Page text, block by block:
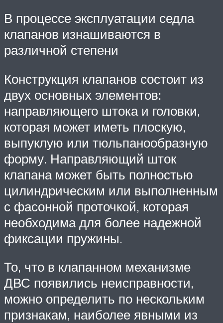
В процессе эксплуатации седла
клапанов изнашиваются в
различной степени
Конструкция клапанов состоит из
двух основных элементов:
направляющего штока и головки,
которая может иметь плоскую,
выпуклую или тюльпанообразную
форму. Направляющий шток
клапана может быть полностью
цилиндрическим или выполненным
с фасонной проточкой, которая
необходима для более надежной
фиксации пружины.
То, что в клапанном механизме
ДВС появились неисправности,
можно определить по нескольким
признакам, наиболее явными из